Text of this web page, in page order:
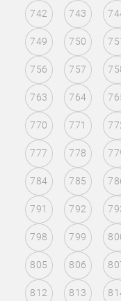
742 743
749 750
756 757
763 764
770 771
777 778
784 785
791 792
798 799
805 806
812 813